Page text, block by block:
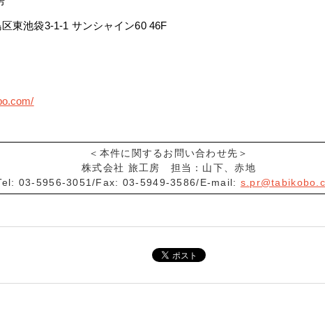
東池袋3-1-1 サンシャイン60 46F
＜本件に関するお問い合わせ先＞
株式会社 旅工房 担当：山下、赤地
03-5956-3051/Fax: 03-5949-3586/E-mail: